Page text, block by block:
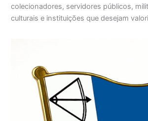
colecionadores, servidores públicos,
culturais e instituições que desejam